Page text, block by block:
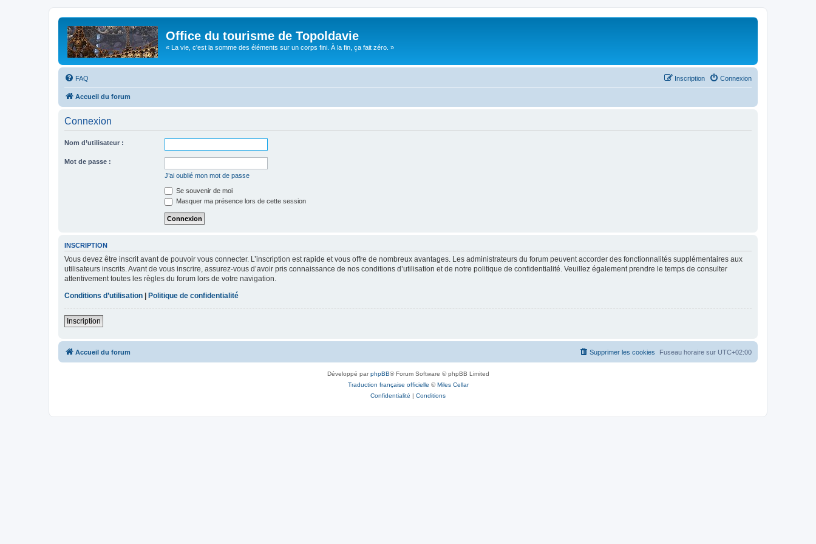
Office du tourisme de Topoldavie
« La vie, c'est la somme des éléments sur un corps fini. À la fin, ça fait zéro. »
FAQ Connexion
Inscription
Accueil du forum
Connexion
Nom d’utilisateur :
Mot de passe :
J’ai oublié mon mot de passe
Se souvenir de moi
Masquer ma présence lors de cette session
INSCRIPTION
Vous devez être inscrit avant de pouvoir vous connecter. L’inscription est rapide et vous offre de nombreux avantages. Les administrateurs du forum peuvent accorder des fonctionnalités supplémentaires aux
utilisateurs inscrits. Avant de vous inscrire, assurez-vous d’avoir pris connaissance de nos conditions d’utilisation et de notre politique de confidentialité. Veuillez également prendre le temps de consulter
attentivement toutes les règles du forum lors de votre navigation.
Conditions d’utilisation
Politique de confidentialité
Inscription
Accueil du forum Fuseau horaire sur UTC+02:00
Supprimer les cookies
Développé parphpBB® Forum Software © phpBB Limited
Traduction française officielle ©Miles Cellar
Confidentialité | Conditions